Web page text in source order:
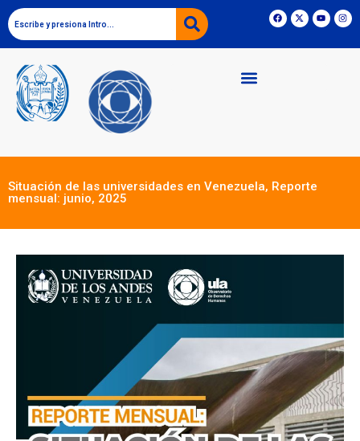
Situación de las universidades en Venezuela, Reporte
mensual: junio, 2025